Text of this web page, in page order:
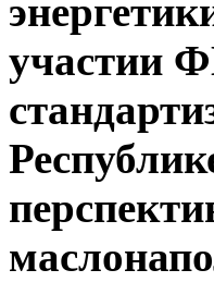
участии